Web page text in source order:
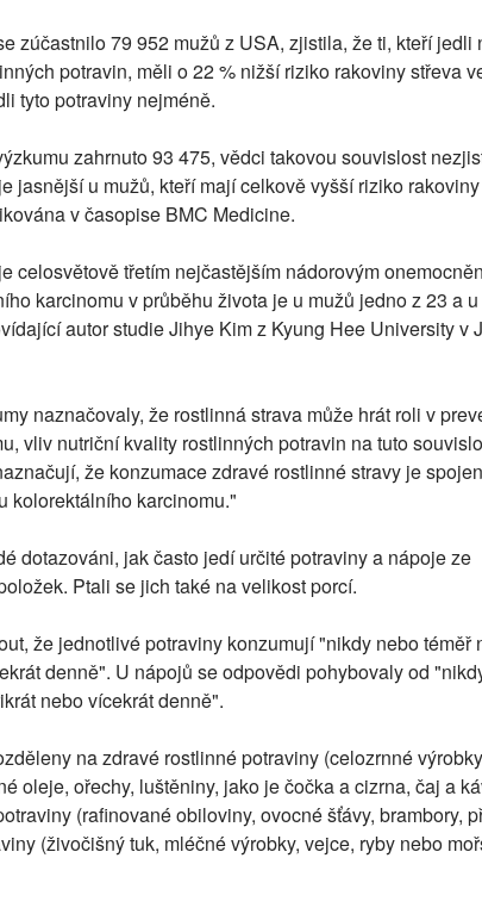
zúčastnilo 79 952 mužů z USA, zjistila, že ti, kteří jedli
potravin, měli o 22 % nižší riziko rakoviny střeva
tyto potraviny nejméně.
zahrnuto 93 475, vědci takovou souvislost
jasnější u mužů, kteří mají celkově vyšší riziko rakoviny
v časopise BMC Medicine.
celosvětově třetím nejčastějším nádorovým
karcinomu v průběhu života je u mužů jedno z 23 a
autor studie Jihye Kim z Kyung Hee University v
naznačovaly, že rostlinná strava může hrát roli v
vliv nutriční kvality rostlinných potravin na tuto
že konzumace zdravé rostlinné stravy je
kolorektálního karcinomu."
dotazováni, jak často jedí určité potraviny a nápoje ze
Ptali se jich také na velikost porcí.
že jednotlivé potraviny konzumují "nikdy nebo téměř
denně". U nápojů se odpovědi pohybovaly od
nebo vícekrát denně".
na zdravé rostlinné potraviny (celozrnné
oleje, ořechy, luštěniny, jako je čočka a cizrna, čaj a
(rafinované obiloviny, ovocné šťávy, brambory,
(živočišný tuk, mléčné výrobky, vejce, ryby nebo